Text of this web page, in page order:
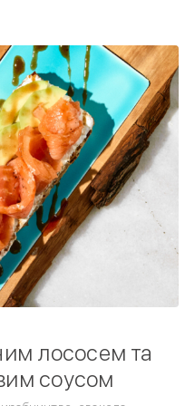
Увійти
Умови доставки
лососем та
соусом